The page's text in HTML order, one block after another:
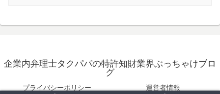
企業内弁理士タクパパの特許知財業界ぶっちゃけブロ
グ
プライバシーポリシー 運営者情報